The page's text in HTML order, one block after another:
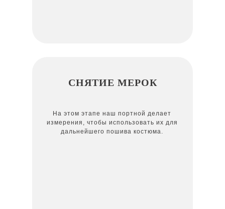
На этом этапе наш портной делает
измерения, чтобы использовать их для
дальнейшего пошива костюма.
СНЯТИЕ МЕРОК